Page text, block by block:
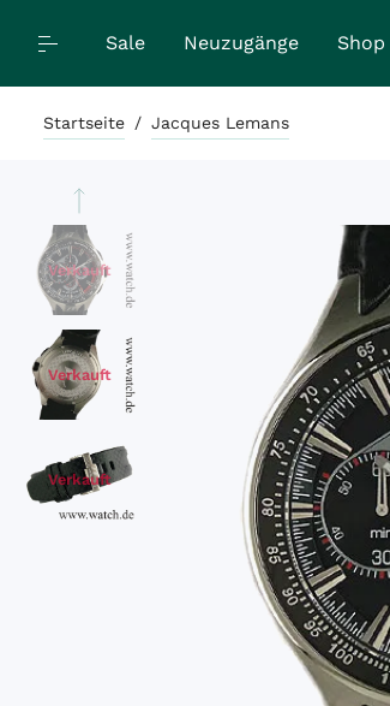
Sale Neuzugänge Shop
Startseite / Jacques Lemans
Verkauft
Verkauft
Verkauft